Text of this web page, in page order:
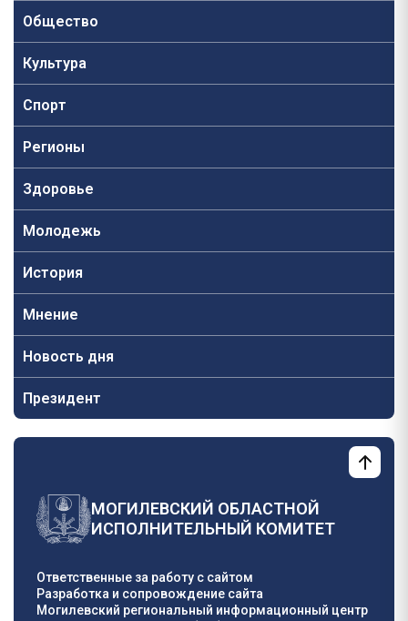
Общество
Культура
Спорт
Регионы
Здоровье
Молодежь
История
Мнение
Новость дня
Президент
МОГИЛЕВСКИЙ ОБЛАСТНОЙ
ИСПОЛНИТЕЛЬНЫЙ КОМИТЕТ
Ответственные за работу с сайтом
Разработка и сопровождение сайта
Могилевский региональный информационный центр